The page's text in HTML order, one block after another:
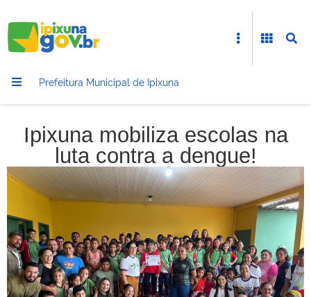
Prefeitura Municipal de Ipixuna
Ipixuna mobiliza escolas na
luta contra a dengue!